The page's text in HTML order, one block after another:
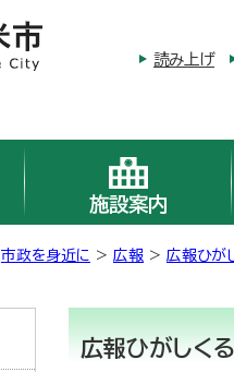
読み上げ
施設案内
市政を身近に > 広報 > 広報ひが
広報ひがしく